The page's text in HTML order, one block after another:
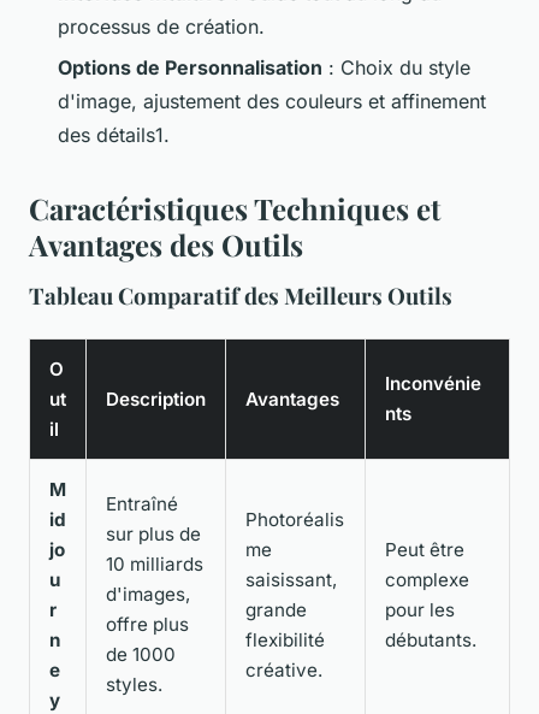
processus de création.
Options de Personnalisation : Choix du style
d'image, ajustement des couleurs et affinement
des détails1.
Caractéristiques Techniques et
Avantages des Outils
Tableau Comparatif des Meilleurs Outils
O
ut
il
Description Avantages
Inconvénie
nts
M
id
jo
u
r
n
e
y
Entraîné
sur plus de
10 milliards
d'images,
offre plus
de 1000
styles.
Photoréalis
me
saisissant,
grande
flexibilité
créative.
Peut être
complexe
pour les
débutants.